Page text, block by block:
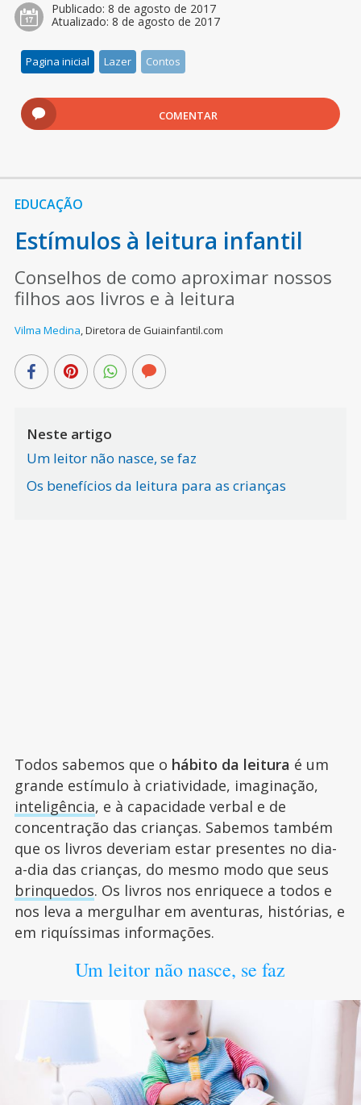
Publicado: 8 de agosto de 2017
Atualizado: 8 de agosto de 2017
Pagina inicial Lazer Contos
COMENTAR
EDUCAÇÃO
Estímulos à leitura infantil
Conselhos de como aproximar nossos
filhos aos livros e à leitura
Vilma Medina,Diretora de Guiainfantil.com
Neste artigo
Um leitor não nasce, se faz
Os benefícios da leitura para as crianças
Todos sabemos que o hábito da leitura é um
grande estímulo à criatividade, imaginação,
inteligência, e à capacidade verbal e de
concentração das crianças. Sabemos também
que os livros deveriam estar presentes no dia-
a-dia das crianças, do mesmo modo que seus
brinquedos. Os livros nos enriquece a todos e
nos leva a mergulhar em aventuras, histórias, e
em riquíssimas informações.
Um leitor não nasce, se faz